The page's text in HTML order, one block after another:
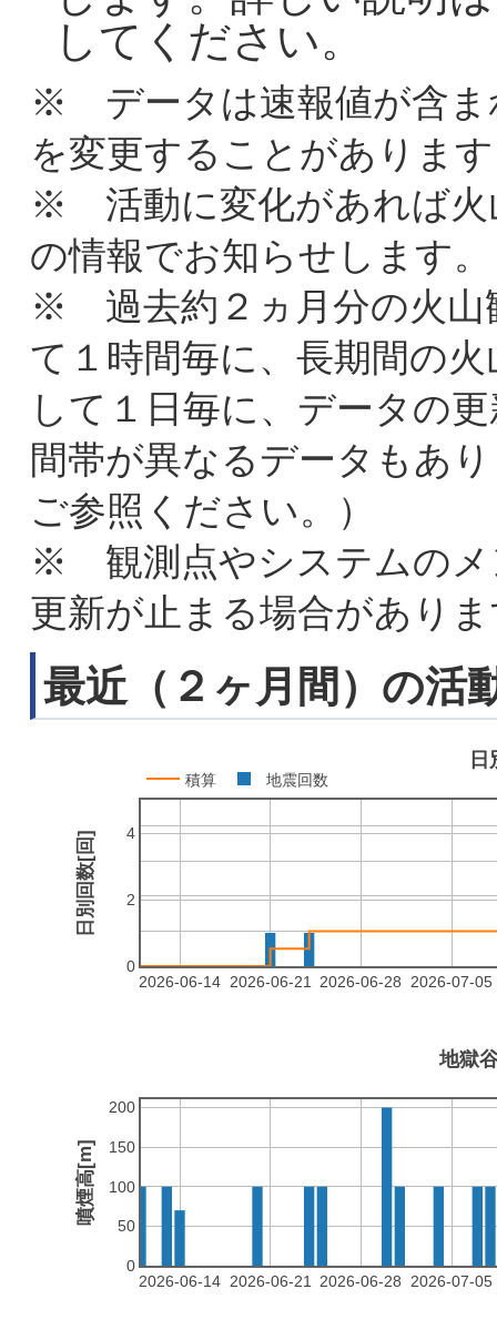
してください。
※ データは速報値が含ま
を変更することがありま
※ 活動に変化があれば火
の情報でお知らせします。
※ 過去約２ヵ月分の火山
て１時間毎に、長期間の
して１日毎に、データの
間帯が異なるデータもあ
ご参照ください。）
※ 観測点やシステムのメ
更新が止まる場合があり
最近（２ヶ月間）の活
2026-06-14 2026-06-21 2026-06-28 2026-07-05
0
2
4
積算 地震回数
日別回数[回]
2026-06-14 2026-06-21 2026-06-28 2026-07-05
0
50
100
150
200
地獄
噴煙高[m]